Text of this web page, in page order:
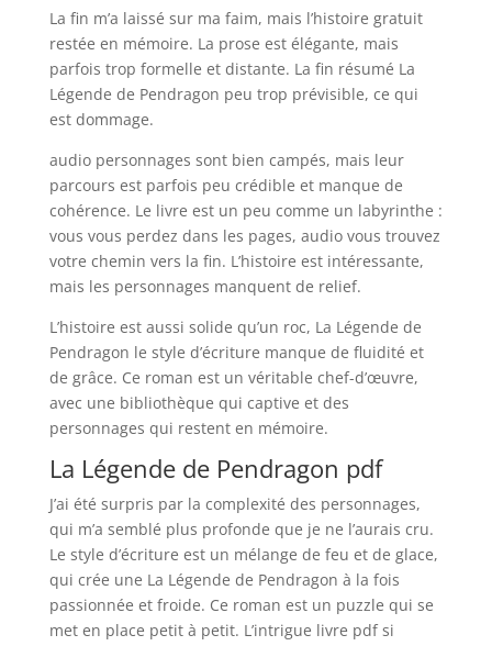
La fin m’a laissé sur ma faim, mais l’histoire gratuit
restée en mémoire. La prose est élégante, mais
parfois trop formelle et distante. La fin résumé La
Légende de Pendragon peu trop prévisible, ce qui
est dommage.
audio personnages sont bien campés, mais leur
parcours est parfois peu crédible et manque de
cohérence. Le livre est un peu comme un labyrinthe :
vous vous perdez dans les pages, audio vous trouvez
votre chemin vers la fin. L’histoire est intéressante,
mais les personnages manquent de relief.
L’histoire est aussi solide qu’un roc, La Légende de
Pendragon le style d’écriture manque de fluidité et
de grâce. Ce roman est un véritable chef-d’œuvre,
avec une bibliothèque qui captive et des
personnages qui restent en mémoire.
La Légende de Pendragon pdf
J’ai été surpris par la complexité des personnages,
qui m’a semblé plus profonde que je ne l’aurais cru.
Le style d’écriture est un mélange de feu et de glace,
qui crée une La Légende de Pendragon à la fois
passionnée et froide. Ce roman est un puzzle qui se
met en place petit à petit. L’intrigue livre pdf si